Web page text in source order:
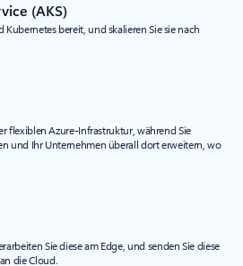
(AKS)
bereit, und skalieren Sie sie nach
flexiblen Azure-Infrastruktur, während Sie
und Ihr Unternehmen überall dort erweitern, wo
Sie diese am Edge, und senden Sie diese
die Cloud.